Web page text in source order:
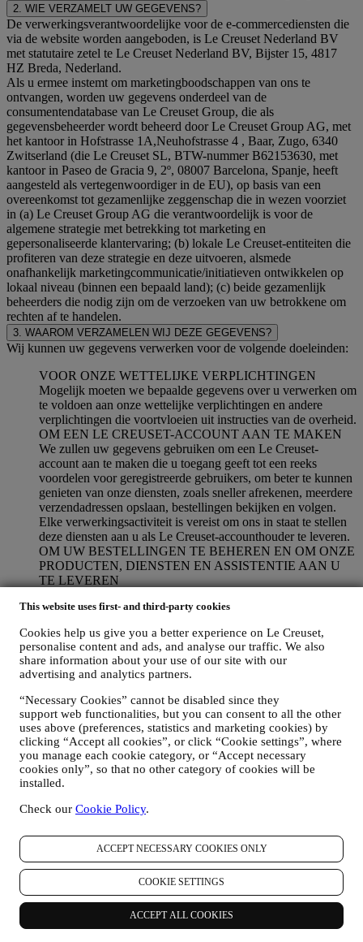
This website uses first- and third-party cookies
Cookies help us give you a better experience on Le Creuset,
personalise content and ads, and analyse our traffic. We also
share information about your use of our site with our
advertising and analytics partners.
“Necessary Cookies” cannot be disabled since they
support web functionalities, but you can consent to all the other
uses above (preferences, statistics and marketing cookies) by
clicking “Accept all cookies”, or click “Cookie settings”, where
you manage each cookie category, or “Accept necessary
cookies only”, so that no other category of cookies will be
installed.
Check our Cookie Policy.
ACCEPT NECESSARY COOKIES ONLY
COOKIE SETTINGS
ACCEPT ALL COOKIES
2. WIE VERZAMELT UW GEGEVENS?
De verwerkingsverantwoordelijke voor de e-commercediensten die
via de website worden aangeboden, is Le Creuset Nederland BV
met statutaire zetel te Le Creuset Nederland BV, Bijster 15, 4817
HZ Breda, Nederland.
Als u ermee instemt om marketingboodschappen van ons te
ontvangen, worden uw gegevens onderdeel van de
consumentendatabase van Le Creuset Group, die als
gegevensbeheerder wordt beheerd door Le Creuset Group AG, met
het kantoor in Hofstrasse 1A,Neuhofstrasse 4 , Baar, Zugo, 6340
Zwitserland (die Le Creuset SL, BTW-nummer B62153630, met
kantoor in Paseo de Gracia 9, 2º, 08007 Barcelona, Spanje, heeft
aangesteld als vertegenwoordiger in de EU), op basis van een
overeenkomst tot gezamenlijke zeggenschap die in wezen voorziet
in (a) Le Creuset Group AG die verantwoordelijk is voor de
algemene strategie met betrekking tot marketing en
gepersonaliseerde klantervaring; (b) lokale Le Creuset-entiteiten die
profiteren van deze strategie en deze uitvoeren, alsmede
onafhankelijk marketingcommunicatie/initiatieven ontwikkelen op
lokaal niveau (binnen een bepaald land); (c) beide gezamenlijk
beheerders die nodig zijn om de verzoeken van uw betrokkene om
rechten af te handelen.
3. WAAROM VERZAMELEN WIJ DEZE GEGEVENS?
Wij kunnen uw gegevens verwerken voor de volgende doeleinden:
VOOR ONZE WETTELIJKE VERPLICHTINGEN
Mogelijk moeten we bepaalde gegevens over u verwerken om
te voldoen aan onze wettelijke verplichtingen en andere
verplichtingen die voortvloeien uit instructies van de overheid.
OM EEN LE CREUSET-ACCOUNT AAN TE MAKEN
We zullen uw gegevens gebruiken om een Le Creuset-
account aan te maken die u toegang geeft tot een reeks
voordelen voor geregistreerde gebruikers, om beter te kunnen
genieten van onze diensten, zoals sneller afrekenen, meerdere
verzendadressen opslaan, bestellingen bekijken en volgen.
Elke verwerkingsactiviteit is vereist om ons in staat te stellen
deze diensten aan u als Le Creuset-accounthouder te leveren.
OM UW BESTELLINGEN TE BEHEREN EN OM ONZE
PRODUCTEN, DIENSTEN EN ASSISTENTIE AAN U
TE LEVEREN
relatie met u, uw aankoop van producten op de Website, uw
of uw deelname aan onze wedstrijden te beheren. Mogelijk
moeten we bepaalde gegevens over u verwerken voor onze
administratieve doeleinden die verband houden met onze
contractuele relatie met u, zoals de boekhouding, facturering
en controle, verificatie van betaalkaarten, fraudescreening,
veiligheid, beveiliging, systeemtests, onderhoud en statistische
analyse. Af en toe moeten we mogelijk om administratieve of
operationele redenen contact met u opnemen. Bijvoorbeeld
om u een bevestiging van uw aankoop te sturen. We zullen
uw persoonsgegevens ook gebruiken om uw verzoeken te
beantwoorden die via onze Websiteformulieren of andere
vereist om ons in staat te stellen onze diensten aan u te
ons legitiem belang (naar behoren rekening houdend met uw
geval u artikelen aan onze online winkelwagen hebt
toegevoegd zonder de aankoop af te ronden. Als u de
aankoop niet binnen een bepaalde periode afrondt, worden er
geen verdere opvolgingsberichten verzonden.
OM U TE INFORMEREN OVER NIEUWS OF